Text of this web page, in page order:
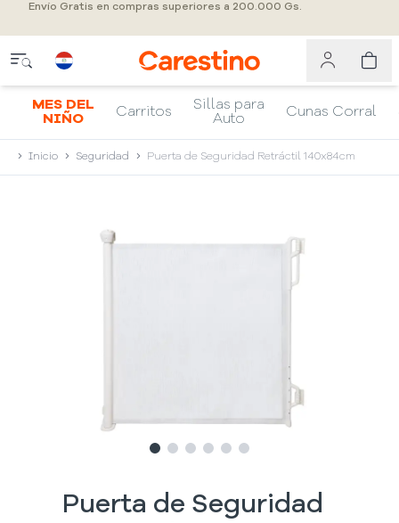
Envío Gratis en compras superiores a 200.000 Gs.
MES DEL
NIÑO
Carritos
Sillas para
Auto
Cunas Corral
Inicio Seguridad Puerta de Seguridad Retráctil 140x84cm
Slide1
Slide2
Slide3
Slide4
SlideSlide
Puerta de Seguridad